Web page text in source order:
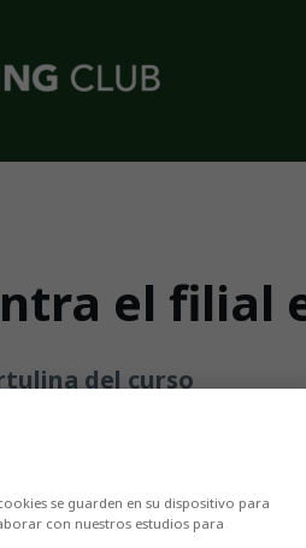
el filial
del curso
se guarden en su dispositivo para
con nuestros estudios para